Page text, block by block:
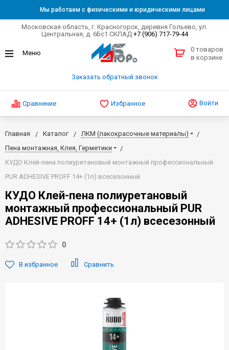
Мы работаем с физическими и юридическими лицами
Московская область, г. Красногорск, деревня Гольево, ул.
Центральная, д. 6Бс1 СКЛАД +7 (906) 717-79-44
Заказать обратный звонок
0 товаров
в корзине
Сравнение Избранное Войти
Главная Каталог
ЛКМ (лакокрасочные материалы)
Пена монтажная, Клея, Герметики
КУДО Клей-пена полиуретановый монтажный профессиональный
PUR ADHESIVE PROFF 14+ (1л) всесезонный
КУДО Клей-пена полиуретановый
монтажный профессиональный PUR
ADHESIVE PROFF 14+ (1л) всесезонный
0
В избранное Сравнить